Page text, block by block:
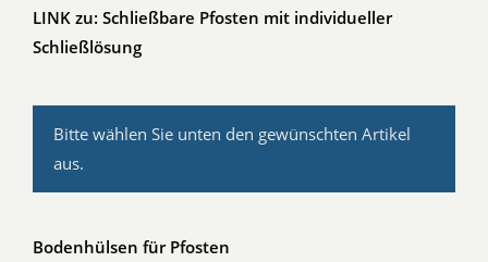
LINK zu: Schließbare Pfosten mit individueller
Schließlösung
Bitte wählen Sie unten den gewünschten Artikel
aus.
Bodenhülsen für Pfosten